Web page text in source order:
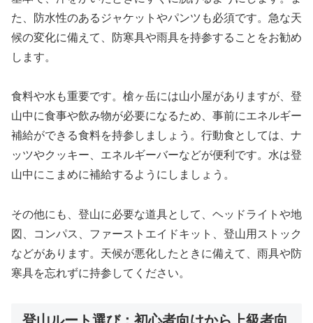
た、防水性のあるジャケットやパンツも必須です。急な天
候の変化に備えて、防寒具や雨具を持参することをお勧め
します。
食料や水も重要です。槍ヶ岳には山小屋がありますが、登
山中に食事や飲み物が必要になるため、事前にエネルギー
補給ができる食料を持参しましょう。行動食としては、ナ
ッツやクッキー、エネルギーバーなどが便利です。水は登
山中にこまめに補給するようにしましょう。
その他にも、登山に必要な道具として、ヘッドライトや地
図、コンパス、ファーストエイドキット、登山用ストック
などがあります。天候が悪化したときに備えて、雨具や防
寒具を忘れずに持参してください。